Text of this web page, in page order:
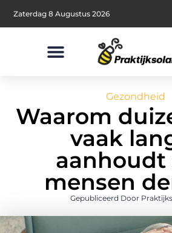
Zaterdag 8 Augustus 2026
Gezondheid
Waarom
vaak
aanhoudt
mensen
Gepubliceerd Door